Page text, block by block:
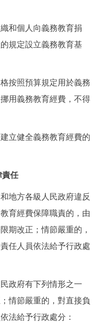
個人向義務教育捐
規定設立義務教育基
照預算規定用於義務
用義務教育經費，不得
健全義務教育經費的
任
方各級人民政府違反
育經費保障職責的，由
期改正；情節嚴重的，
任人員依法給予行政處
府有下列情形之一
情節嚴重的，對直接負
法給予行政處分：